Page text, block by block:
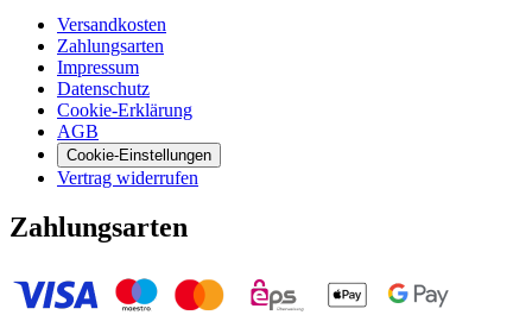
Versandkosten
Zahlungsarten
Impressum
Datenschutz
Cookie-Erklärung
AGB
Cookie-Einstellungen
Vertrag widerrufen
Zahlungsarten